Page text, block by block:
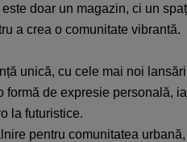
doar un magazin, ci un
a crea o comunitate vibrantă.
unică, cu cele mai noi
de expresie personală,
la futuristice.
pentru comunitatea